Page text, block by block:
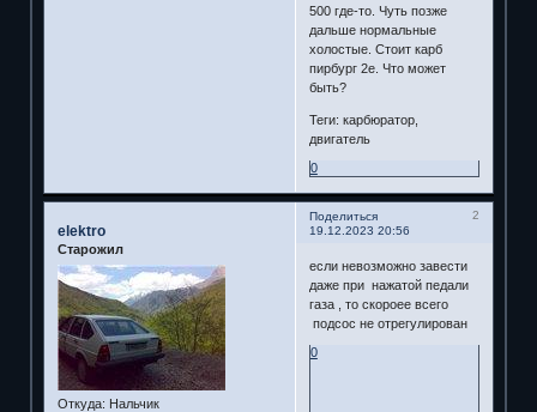
500 где-то. Чуть позже
дальше нормальные
холостые. Стоит карб
пирбург 2е. Что может
быть?
Теги: карбюратор,
двигатель
0
Поделиться
2
19.12.2023 20:56
elektro
Старожил
Откуда: Нальчик
если невозможно завести
даже при нажатой педали
газа , то скороее всего
подсос не отрегулирован
0